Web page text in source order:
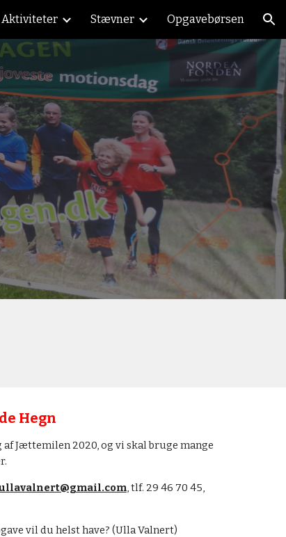
Aktiviteter Stævner Opgavebørsen
Hegn
Jættemilen 2020, og vi skal bruge mange
, tlf. 29 46 70 45,
vil du helst have? (Ulla Valnert)